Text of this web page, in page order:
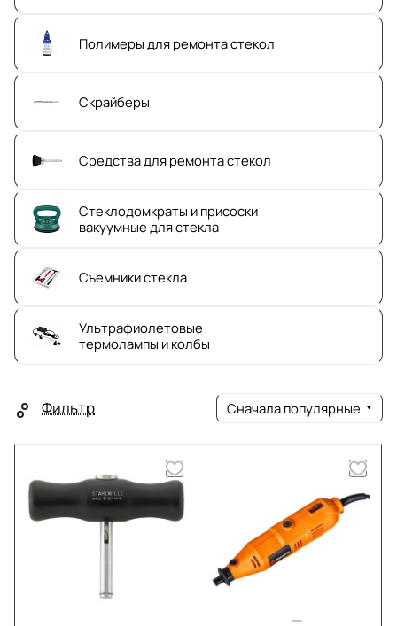
Полимеры для ремонта стекол
Скрайберы
Средства для ремонта стекол
Стеклодомкраты и присоски
вакуумные для стекла
Съемники стекла
Ультрафиолетовые
термолампы и колбы
Фильтр Сначала популярные